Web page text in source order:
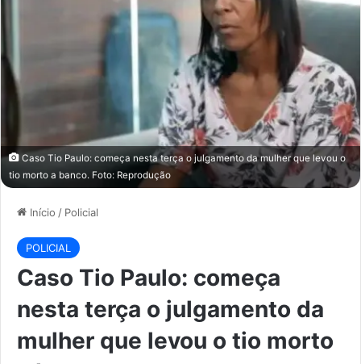
Caso Tio Paulo: começa nesta terça o julgamento da mulher que levou o
tio morto a banco. Foto: Reprodução
Início / Policial
POLICIAL
Caso Tio Paulo: começa
nesta terça o julgamento da
mulher que levou o tio morto